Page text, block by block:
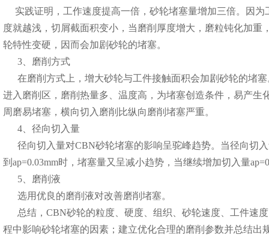
实践证明，工作速度提高一倍，砂轮堵塞量增加三倍。因为
度就越浅，切屑截面积变小，当磨削厚度增大，磨粒钝化加
轮特性变硬，因而会加剧砂轮的堵塞。
3、磨削方式
在磨削方式上，增大砂轮与工件接触面积会加剧砂轮的堵
进入磨削区，磨削热量多、温度高，为堵塞创造条件，易产
周磨易堵塞，横向切入磨削比纵向磨削堵塞严重。
4、径向切入量
径向切入量对CBN砂轮堵塞的影响呈驼峰趋势。当径向切入
到ap=0.03mm时，堵塞量又呈减小趋势，当继续增加切入量
5、磨削液
选用优良的磨削液对改善磨削堵塞。
总结，CBN砂轮的粒度、硬度、组织、砂轮速度、工件速
程中影响砂轮堵塞的因素；建立优化合理的磨削参数并总结出